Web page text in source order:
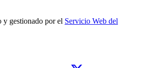
y gestionado por el Servicio Web del